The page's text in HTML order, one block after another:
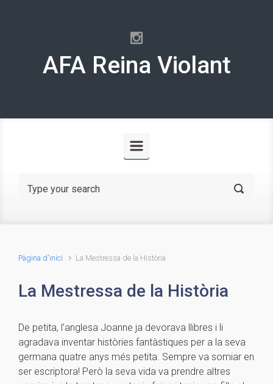
AFA Reina Violant
Pàgina d'inici La Mestressa de la Història
La Mestressa de la Història
De petita, l’anglesa Joanne ja devorava llibres i li
agradava inventar històries fantàstiques per a la seva
germana quatre anys més petita. Sempre va somiar en
ser escriptora! Però la seva vida va prendre altres